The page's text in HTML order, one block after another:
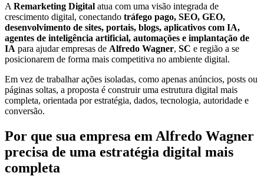
A Remarketing Digital atua com uma visão integrada de
crescimento digital, conectando tráfego pago, SEO, GEO,
desenvolvimento de sites, portais, blogs, aplicativos com IA,
agentes de inteligência artificial, automações e implantação de
IA para ajudar empresas de Alfredo Wagner, SC e região a se
posicionarem de forma mais competitiva no ambiente digital.
Em vez de trabalhar ações isoladas, como apenas anúncios, posts ou
páginas soltas, a proposta é construir uma estrutura digital mais
completa, orientada por estratégia, dados, tecnologia, autoridade e
conversão.
Por que sua empresa em Alfredo Wagner
precisa de uma estratégia digital mais
completa